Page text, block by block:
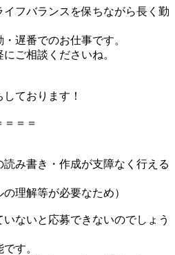
フバランスを保ちながら長く勤
遅番でのお仕事です。
ご相談くださいね。
ております！
＝＝＝
み書き・作成が支障なく行える
理解等が必要なため）
ないと応募できないのでしょう
す。